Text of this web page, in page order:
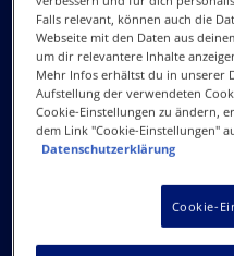
oder einen
kostenloses
Geschenkartikel,
erhalten haben, Sie
wenn Sie ein
Gruppe sind, Sie
Falls relevant, können auch die
Webseite mit den Daten aus
um dir relevantere Inhalte
Mehr Infos erhältst du in unserer
Aufstellung der verwendeten
Cookie-Einstellungen zu ändern,
dem Link "Cookie-Einstellungen"
Datenschutzerklärung
Cookie-